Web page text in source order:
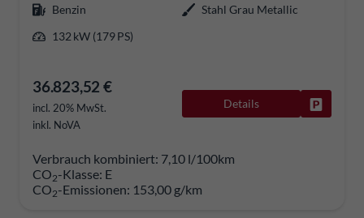
Benzin
Stahl Grau Metallic
132 kW (179 PS)
36.823,52 €
incl. 20% MwSt.
inkl. NoVA
Details
Verbrauch kombiniert: 7,10 l/100km
CO2-Klasse: E
CO2-Emissionen: 153,00 g/km